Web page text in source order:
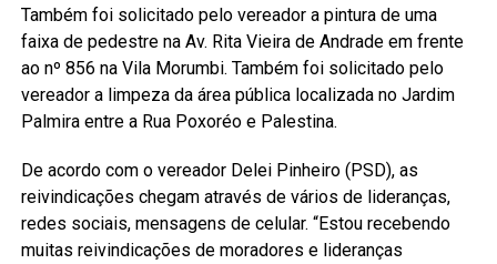
Também foi solicitado pelo vereador a pintura de uma
faixa de pedestre na Av. Rita Vieira de Andrade em frente
ao nº 856 na Vila Morumbi. Também foi solicitado pelo
vereador a limpeza da área pública localizada no Jardim
Palmira entre a Rua Poxoréo e Palestina.
De acordo com o vereador Delei Pinheiro (PSD), as
reivindicações chegam através de vários de lideranças,
redes sociais, mensagens de celular. “Estou recebendo
muitas reivindicações de moradores e lideranças